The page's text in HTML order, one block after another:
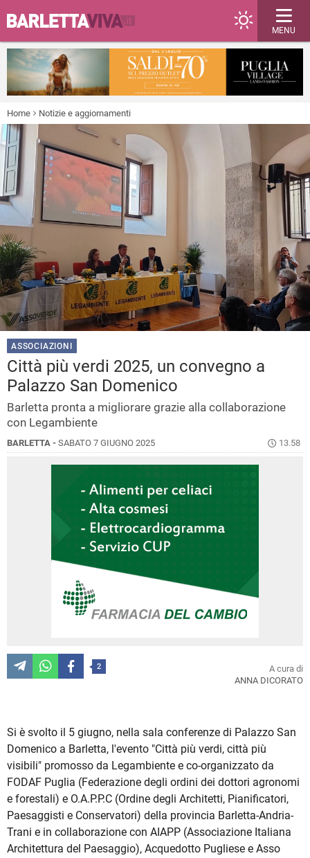
MENU
Home Notizie e aggiornamenti
ASSOCIAZIONI
Città più verdi 2025, un convegno a
Palazzo San Domenico
Barletta pronta a migliorare grazie alla collaborazione
con Legambiente
BARLETTA - SABATO 7 GIUGNO 2025 13.58
2
A cura di
ANNA DICORATO
Si è svolto il 5 giugno, nella sala conferenze di Palazzo San
Domenico a Barletta, l'evento "Città più verdi, città più
visibili" promosso da Legambiente e co-organizzato da
FODAF Puglia (Federazione degli ordini dei dottori agronomi
e forestali) e O.A.P.P.C (Ordine degli Architetti, Pianificatori,
Paesaggisti e Conservatori) della provincia Barletta-Andria-
Trani e in collaborazione con AIAPP (Associazione Italiana
Architettura del Paesaggio), Acquedotto Pugliese e Asso